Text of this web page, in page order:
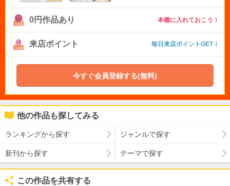
0円作品あり 本棚に入れておこう！
来店ポイント 毎日来店ポイントGET！
今すぐ会員登録する(無料)
他の作品も探してみる
ランキングから探す ジャンルで探す
新刊から探す テーマで探す
この作品を共有する